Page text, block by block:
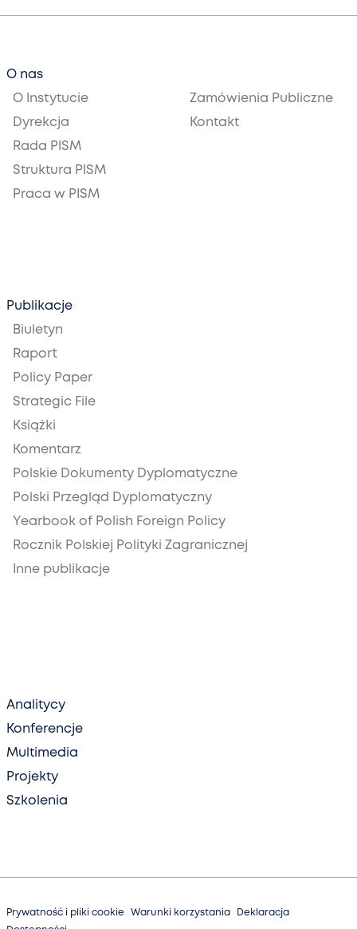
O nas
O Instytucie
Dyrekcja
Rada PISM
Struktura PISM
Praca w PISM
Zamówienia Publiczne
Kontakt
Publikacje
Biuletyn
Raport
Policy Paper
Strategic File
Książki
Komentarz
Polskie Dokumenty Dyplomatyczne
Polski Przegląd Dyplomatyczny
Yearbook of Polish Foreign Policy
Rocznik Polskiej Polityki Zagranicznej
Inne publikacje
Analitycy
Konferencje
Multimedia
Projekty
Szkolenia
Prywatność i pliki cookie Warunki korzystania
Deklaracja